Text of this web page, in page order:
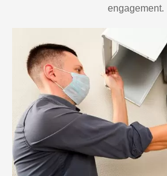
engagement.